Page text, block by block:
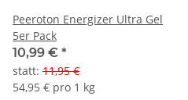
Peeroton Energizer Ultra Gel
5er Pack
10,99 € *
statt: 11,95 €
54,95 € pro 1 kg